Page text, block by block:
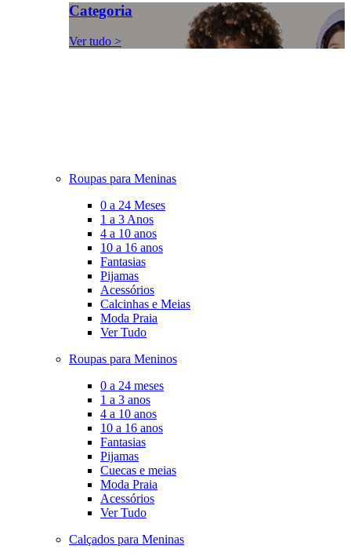
Categoria
Ver tudo >
Roupas para Meninas
0 a 24 Meses
1 a 3 Anos
4 a 10 anos
10 a 16 anos
Fantasias
Pijamas
Acessórios
Calcinhas e Meias
Moda Praia
Ver Tudo
Roupas para Meninos
0 a 24 meses
1 a 3 anos
4 a 10 anos
10 a 16 anos
Fantasias
Pijamas
Cuecas e meias
Moda Praia
Acessórios
Ver Tudo
Calçados para Meninas